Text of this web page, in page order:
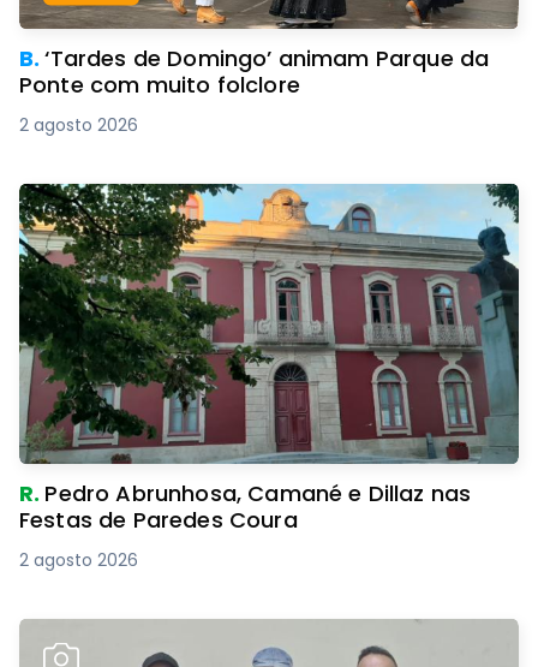
B.‘Tardes de Domingo’ animam Parque da
Ponte com muito folclore
2 agosto 2026
R. Pedro Abrunhosa, Camané e Dillaz nas
Festas de Paredes Coura
2 agosto 2026